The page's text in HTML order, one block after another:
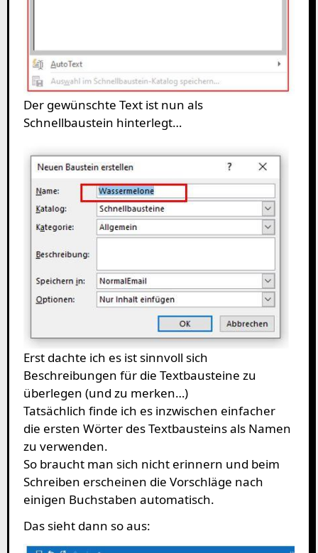
Der gewünschte Text ist nun als
Schnellbaustein hinterlegt…
Erst dachte ich es ist sinnvoll sich
Beschreibungen für die Textbausteine zu
überlegen (und zu merken…)
Tatsächlich finde ich es inzwischen einfacher
die ersten Wörter des Textbausteins als Namen
zu verwenden.
So braucht man sich nicht erinnern und beim
Schreiben erscheinen die Vorschläge nach
einigen Buchstaben automatisch.
Das sieht dann so aus: